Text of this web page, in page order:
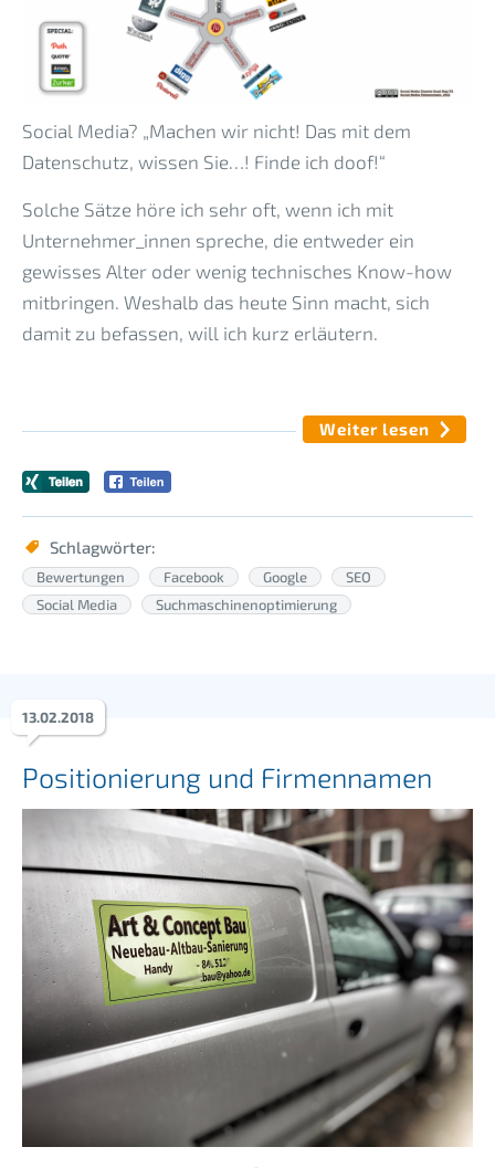
Social Media? „Machen wir nicht! Das mit dem
Datenschutz, wissen Sie…! Finde ich doof!“
Solche Sätze höre ich sehr oft, wenn ich mit
Unternehmer_innen spreche, die entweder ein
gewisses Alter oder wenig technisches Know-how
mitbringen. Weshalb das heute Sinn macht, sich
damit zu befassen, will ich kurz erläutern.
Weiter lesen
Schlagwörter:
Bewertungen Facebook Google
SEO
Social Media
Suchmaschinenoptimierung
Positionierung und Firmennamen
13.02.2018